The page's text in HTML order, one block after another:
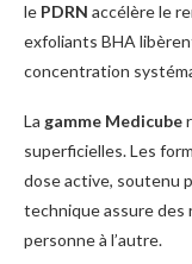
le PDRN accélère le
exfoliants BHA
concentration
La gamme Medicube
superficielles. Les
dose active, soutenu
technique assure
personne à l’autre.